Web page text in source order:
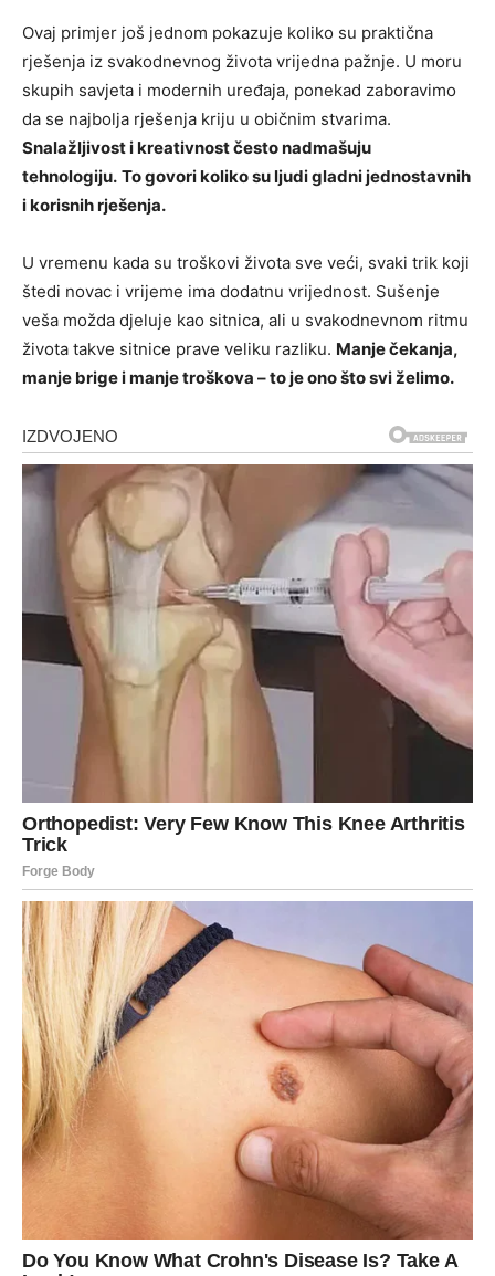
Ovaj primjer još jednom pokazuje koliko su praktična
rješenja iz svakodnevnog života vrijedna pažnje. U moru
skupih savjeta i modernih uređaja, ponekad zaboravimo
da se najbolja rješenja kriju u običnim stvarima.
Snalažljivost i kreativnost često nadmašuju
tehnologiju. To govori koliko su ljudi gladni jednostavnih
i korisnih rješenja.
U vremenu kada su troškovi života sve veći, svaki trik koji
štedi novac i vrijeme ima dodatnu vrijednost. Sušenje
veša možda djeluje kao sitnica, ali u svakodnevnom ritmu
života takve sitnice prave veliku razliku. Manje čekanja,
manje brige i manje troškova – to je ono što svi želimo.